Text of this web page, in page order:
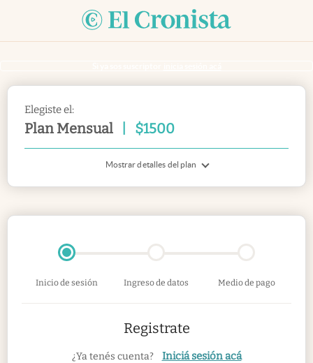
Elegiste el:
Plan Mensual $1500
Mostrar detalles del plan
Inicio de sesión Ingreso de datos Medio de pago
Registrate
¿Ya tenés cuenta? Iniciá sesión acá